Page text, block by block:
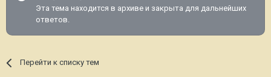
Эта тема находится в архиве и закрыта для дальнейших
ответов.
Перейти к списку тем